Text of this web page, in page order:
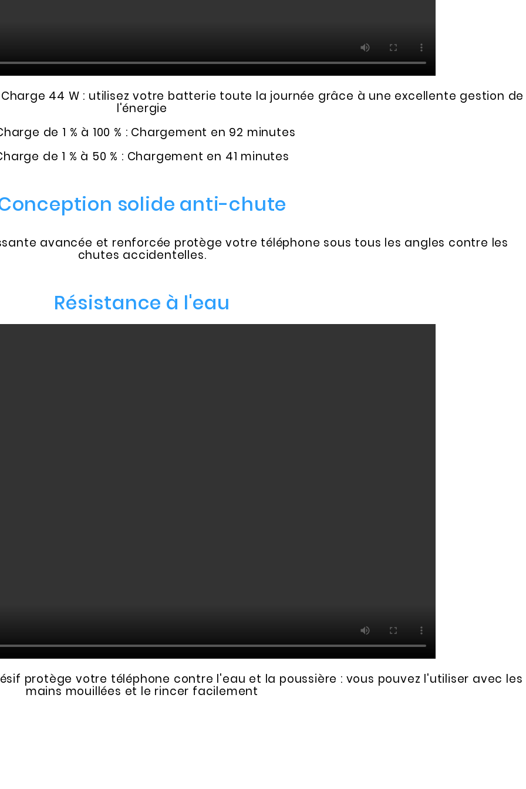
44 W : utilisez votre batterie toute la journée grâce à une excellente gestion de
l'énergie
de 1 % à 100 % : Chargement en 92 minutes
de 1 % à 50 % : Chargement en 41 minutes
solide anti-chute
avancée et renforcée protège votre téléphone sous tous les angles contre les
chutes accidentelles.
Résistance à l'eau
protège votre téléphone contre l'eau et la poussière : vous pouvez l'utiliser avec les
mains mouillées et le rincer facilement